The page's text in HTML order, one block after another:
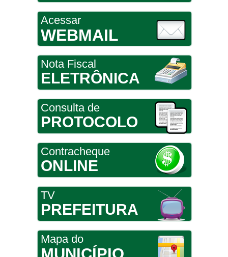
Acessar
WEBMAIL
Nota Fiscal
ELETRÔNICA
Consulta de
PROTOCOLO
Contracheque
ONLINE
TV
PREFEITURA
Mapa do